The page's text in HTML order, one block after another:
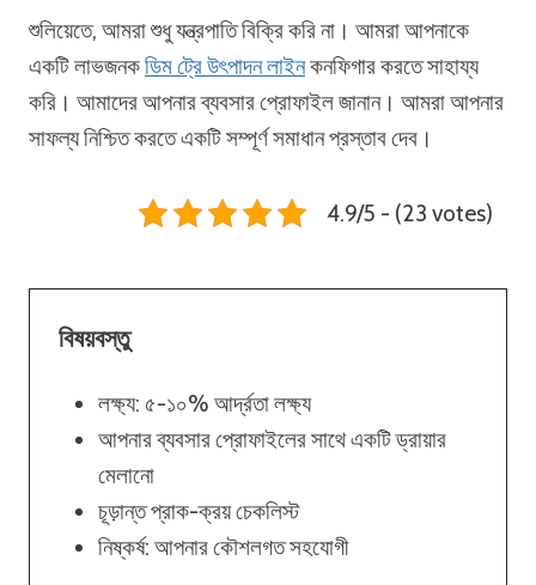
শুলিয়েতে, আমরা শুধু যন্ত্রপাতি বিক্রি করি না। আমরা আপনাকে
একটি লাভজনকডিম ট্রে উৎপাদন লাইনকনফিগার করতে সাহায্য
করি। আমাদের আপনার ব্যবসার প্রোফাইল জানান। আমরা আপনার
সাফল্য নিশ্চিত করতে একটি সম্পূর্ণ সমাধান প্রস্তাব দেব।
4.9/5 - (23 votes)
বিষয়বস্তু
লক্ষ্য: ৫-১০% আর্দ্রতা লক্ষ্য
আপনার ব্যবসার প্রোফাইলের সাথে একটি ড্রায়ার
মেলানো
চূড়ান্ত প্রাক-ক্রয় চেকলিস্ট
নিষ্কর্ষ: আপনার কৌশলগত সহযোগী